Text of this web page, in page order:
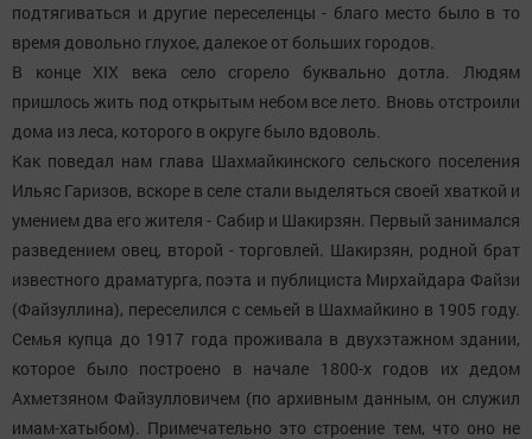
подтягиваться и другие переселенцы - благо место было в то
время довольно глухое, далекое от больших городов.
В конце XIX века село сгорело буквально дотла. Людям
пришлось жить под открытым небом все лето. Вновь отстроили
дома из леса, которого в округе было вдоволь.
Как поведал нам глава Шахмайкинского сельского поселения
Ильяс Гаризов, вскоре в селе стали выделяться своей хваткой и
умением два его жителя - Сабир и Шакирзян. Первый занимался
разведением овец, второй - торговлей. Шакирзян, родной брат
известного драматурга, поэта и публициста Мирхайдара Файзи
(Файзуллина), переселился с семьей в Шахмайкино в 1905 году.
Семья купца до 1917 года проживала в двухэтажном здании,
которое было построено в начале 1800-х годов их дедом
Ахметзяном Файзулловичем (по архивным данным, он служил
имам-хатыбом). Примечательно это строение тем, что оно не